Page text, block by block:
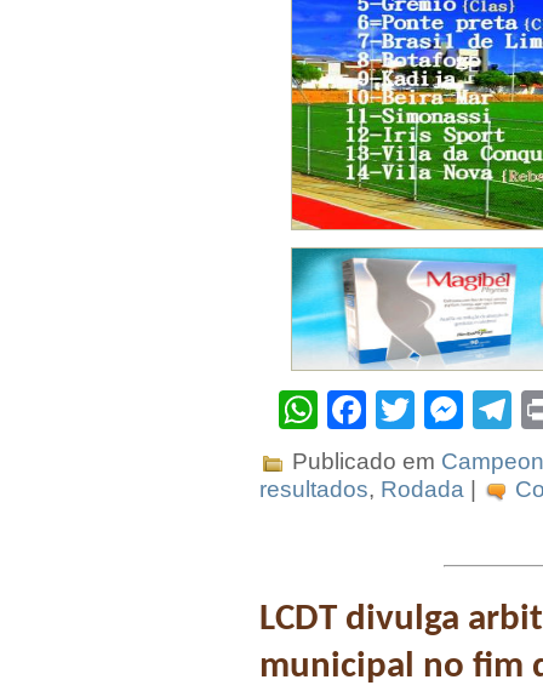
WhatsApp
Facebook
Twitter
Publicado em
resultados, Rodada
LCDT divulga
municipal no fim